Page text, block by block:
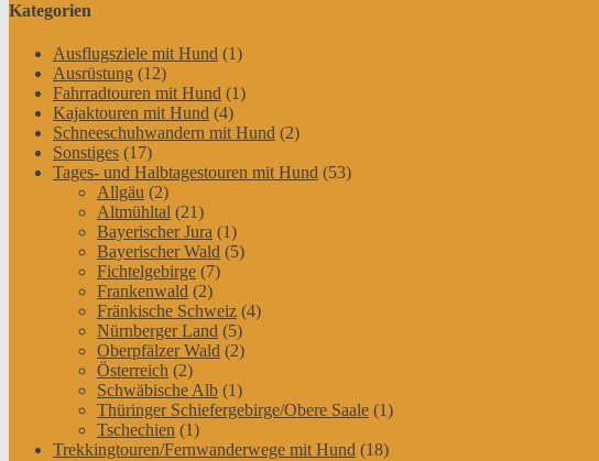
Kategorien
Ausflugsziele mit Hund (1)
Ausrüstung (12)
Fahrradtouren mit Hund (1)
Kajaktouren mit Hund (4)
Schneeschuhwandern mit Hund (2)
Sonstiges (17)
Tages- und Halbtagestouren mit Hund (53)
Allgäu (2)
Altmühltal (21)
Bayerischer Jura (1)
Bayerischer Wald (5)
Fichtelgebirge (7)
Frankenwald (2)
Fränkische Schweiz (4)
Nürnberger Land (5)
Oberpfälzer Wald (2)
Österreich (2)
Schwäbische Alb (1)
Thüringer Schiefergebirge/Obere Saale (1)
Tschechien (1)
Trekkingtouren/Fernwanderwege mit Hund (18)